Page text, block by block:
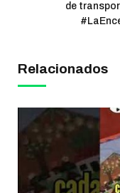
de
Relacionados